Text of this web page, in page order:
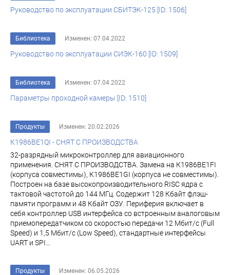
Руководство по эксплуатации СБИТЭК-125 [ID: 1506]
Библиотека Изменен: 07.04.2022
Руководство по эксплуатации СИЭК-160 [ID: 1509]
Библиотека Изменен: 07.04.2022
Параметры проходной камеры [ID: 1510]
Продукты Изменен: 20.02.2026
К1986ВЕ1QI - СНЯТ С ПРОИЗВОДСТВА
32-разрядный микроконтроллер для авиационного
применения. СНЯТ С ПРОИЗВОДСТВА. Замена на К1986ВЕ1FI
(корпуса совместимы), К1986ВЕ1GI (корпуса не совместимы).
Построен на базе высокопроизводительного RISC ядра с
тактовой частотой до 144 МГц. Содержит 128 Кбайт флэш-
памяти программ и 48 Кбайт ОЗУ. Периферия включает в
себя контроллер USB интерфейса со встроенным аналоговым
приемопередатчиком со скоростью передачи 12 Мбит/с (Full
Speed) и 1,5 Мбит/с (Low Speed), стандартные интерфейсы
UART и SPI...
Продукты Изменен: 06.05.2026